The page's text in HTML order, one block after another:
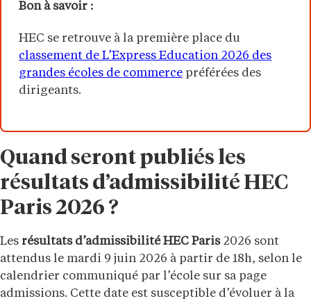
Bon à savoir :
HEC se retrouve à la première place du
classement de L’Express Education 2026 des
grandes écoles de commerce préférées des
dirigeants.
Quand seront publiés les
résultats d’admissibilité HEC
Paris 2026 ?
Les résultats d’admissibilité HEC Paris2026 sont
attendus le mardi 9 juin 2026 à partir de 18h, selon le
calendrier communiqué par l’école sur sa page
admissions. Cette date est susceptible d’évoluer à la